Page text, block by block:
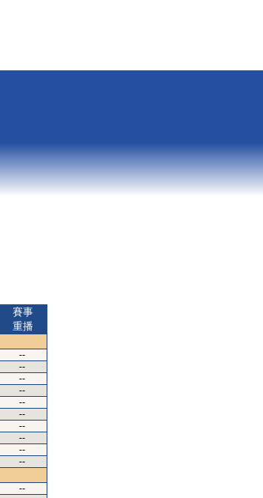
賽事
重播
--
--
--
--
--
--
--
--
--
--
--